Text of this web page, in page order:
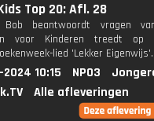
Top 20: Afl. 28
Bob beantwoordt vragen
voor Kinderen treedt
lied 'Lekker Eigenwijs'.
10:15 NPO3
Alle afleveringen